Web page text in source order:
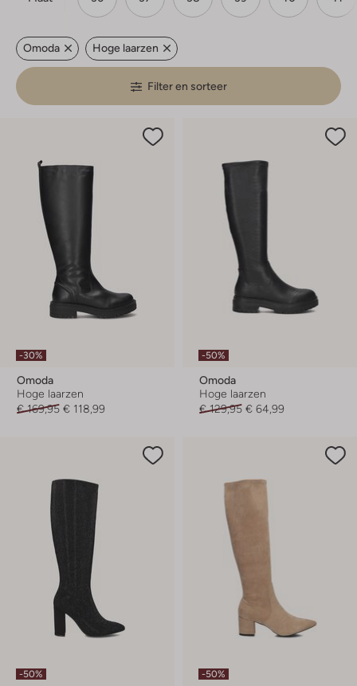
Omoda Hoge laarzen
Filter en sorteer
-30%
Omoda
Hoge laarzen
€ 169,95 € 118,99
-50%
Omoda
Hoge laarzen
€ 129,95 € 64,99
-50% -50%